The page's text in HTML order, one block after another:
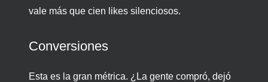
vale más que cien likes silenciosos.
Conversiones
Esta es la gran métrica. ¿La gente compró, dejó